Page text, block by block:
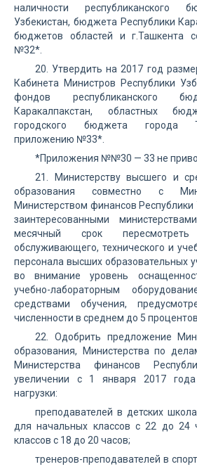
наличности республиканского
Узбекистан, бюджета Республики
бюджетов областей и г.Ташкента
№32*.
20. Утвердить на 2017 год
Кабинета Министров Республики
фондов республиканского
Каракалпакстан, областных
городского бюджета города
приложению №33*.
*Приложения №№30 — 33 не
21. Министерству высшего и
образования совместно с
Министерством финансов Республики
заинтересованными
месячный срок
обслуживающего, технического и
персонала высших образовательных
во внимание уровень
учебно-лабораторным
средствами обучения,
численности в среднем до 5 процентов.
22. Одобрить предложение
образования, Министерства по
Министерства финансов
увеличении с 1 января 2017 года
нагрузки:
преподавателей в детских
для начальных классов с 22 до 24
классов с 18 до 20 часов;
тренеров-преподавателей в